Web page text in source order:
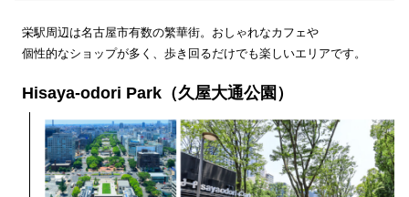
栄駅周辺は名古屋市有数の繁華街。おしゃれなカフェや
個性的なショップが多く、歩き回るだけでも楽しいエリアです。
Hisaya-odori Park（久屋大通公園）